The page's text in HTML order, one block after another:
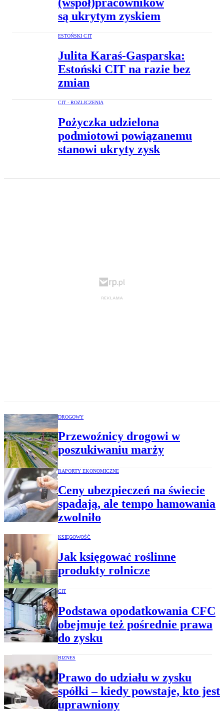
są ukrytym zyskiem
ESTOŃSKI CIT
Julita Karaś-Gasparska:
Estoński CIT na razie bez
zmian
CIT - ROZLICZENIA
Pożyczka udzielona
podmiotowi powiązanemu
stanowi ukryty zysk
DROGOWY
Przewoźnicy drogowi w
poszukiwaniu marży
RAPORTY EKONOMICZNE
Ceny ubezpieczeń na świecie
spadają, ale tempo hamowania
zwolniło
KSIĘGOWOŚĆ
Jak księgować roślinne
produkty rolnicze
CIT
Podstawa opodatkowania CFC
obejmuje też pośrednie prawa
do zysku
BIZNES
Prawo do udziału w zysku
spółki – kiedy powstaje, kto jest
uprawniony